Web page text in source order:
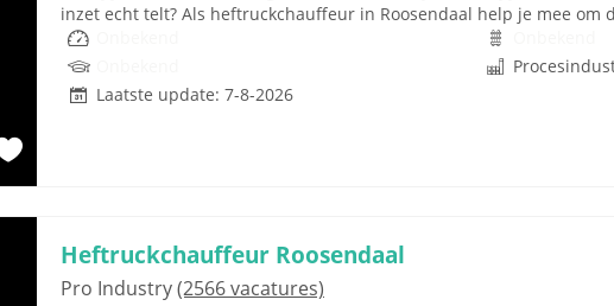
inzet echt telt? Als heftruckchauffeur in Roosendaal help je mee om
Laatste update: 7-8-2026
Heftruckchauffeur Roosendaal
Pro Industry(2566 vacatures)